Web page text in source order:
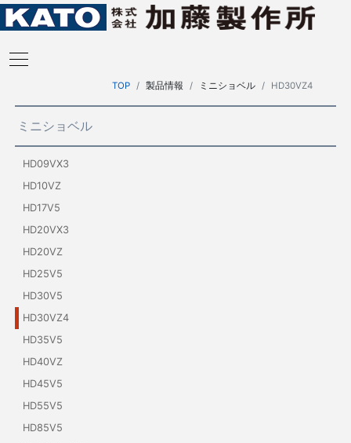
TOP 製品情報 ミニショベル HD30VZ4
ミニショベル
HD09VX3
HD10VZ
HD17V5
HD20VX3
HD20VZ
HD25V5
HD30V5
HD30VZ4
HD35V5
HD40VZ
HD45V5
HD55V5
HD85V5